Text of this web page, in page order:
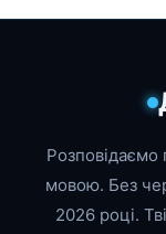
мовою. Без
2026 році.